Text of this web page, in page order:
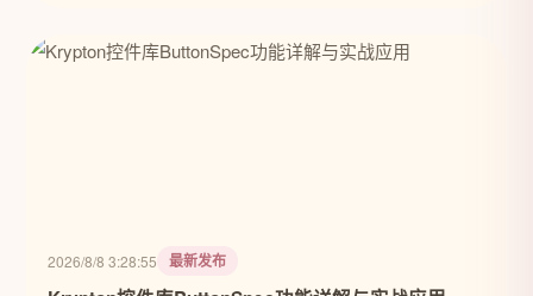
2026/8/8 3:28:55 最新发布